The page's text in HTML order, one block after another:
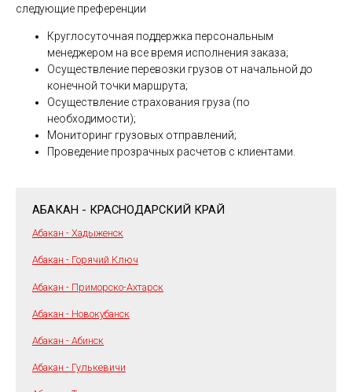
следующие преференции
Круглосуточная поддержка персональным
менеджером на все время исполнения заказа;
Осуществление перевозки грузов от начальной до
конечной точки маршрута;
Осуществление страхования груза (по
необходимости);
Мониторинг грузовых отправлений;
Проведение прозрачных расчетов с клиентами.
АБАКАН - КРАСНОДАРСКИЙ КРАЙ
Абакан - Хадыженск
Абакан - Горячий Ключ
Абакан - Приморско-Ахтарск
Абакан - Новокубанск
Абакан - Абинск
Абакан - Гулькевичи